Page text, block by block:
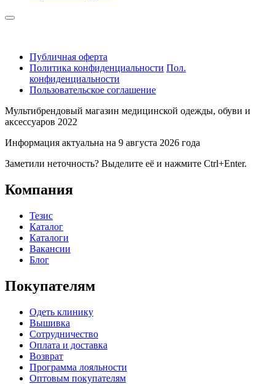
Публичная оферта
Политика конфиденциальности Пол.
конфиденциальности
Пользовательское соглашение
Мультибрендовый магазин медицинской одежды, обуви и
аксессуаров 2022
Информация актуальна на 9 августа 2026 года
Заметили неточность? Выделите её и нажмите Ctrl+Enter.
Компания
Тезис
Каталог
Каталоги
Вакансии
Блог
Покупателям
Одеть клинику
Вышивка
Сотрудничество
Оплата и доставка
Возврат
Программа лояльности
Оптовым покупателям